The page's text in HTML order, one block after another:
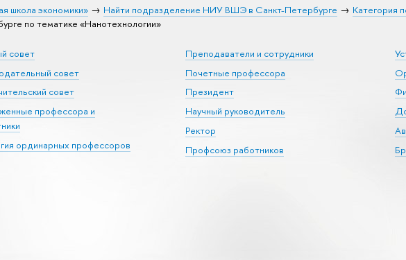
школа экономики» Найти подразделение НИУ ВШЭ в Санкт-Петербурге
Категория
по тематике «Нанотехнологии»
совет
совет
совет
профессора и
ординарных профессоров
Преподаватели и сотрудники
Почетные профессора
Президент
Научный руководитель
Ректор
Профсоюз работников